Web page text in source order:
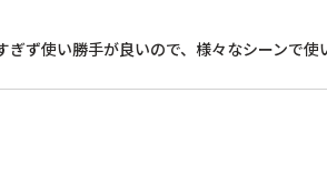
ず使い勝手が良いので、様々なシーンで使